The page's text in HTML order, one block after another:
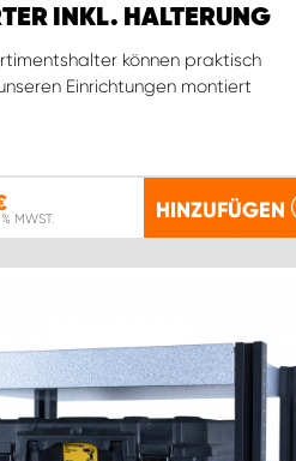
INKL. HALTERUNG
können praktisch
Einrichtungen montiert
% MWST. HINZUFÜGEN